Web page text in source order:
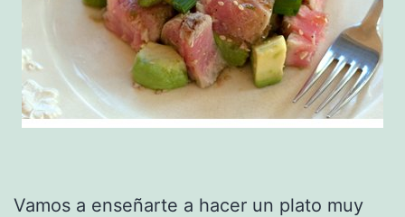
Vamos a enseñarte a hacer un plato muy